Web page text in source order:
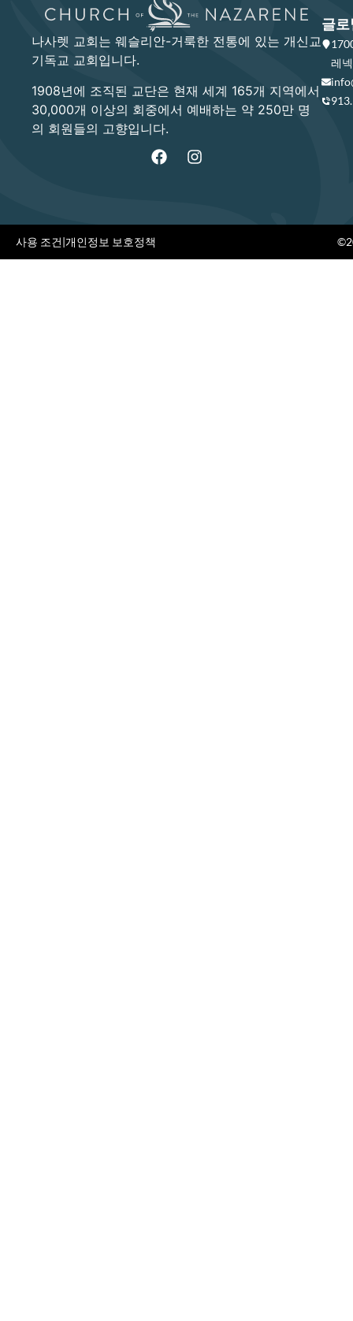
나사렛 교회는 웨슬리안-거룩한 전통에 있는 개신교
기독교 교회입니다.
1908년에 조직된 교단은 현재 세계 165개 지역에서
30,000개 이상의 회중에서 예배하는 약 250만 명
의 회원들의 고향입니다.
글로
레
사용 조건|개인정보 보호정책